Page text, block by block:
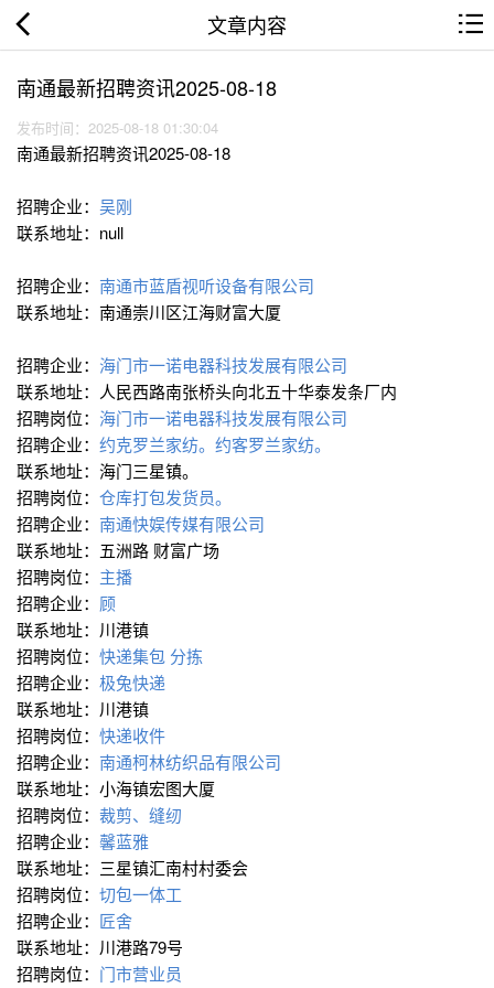
文章内容
南通最新招聘资讯2025-08-18
发布时间：2025-08-18 01:30:04
南通最新招聘资讯2025-08-18
招聘企业： 吴刚
联系地址：null
招聘企业： 南通市蓝盾视听设备有限公司
联系地址：南通崇川区江海财富大厦
招聘企业： 海门市一诺电器科技发展有限公司
联系地址：人民西路南张桥头向北五十华泰发条厂内
招聘岗位： 海门市一诺电器科技发展有限公司
招聘企业： 约克罗兰家纺。约客罗兰家纺。
联系地址：海门三星镇。
招聘岗位： 仓库打包发货员。
招聘企业： 南通快娱传媒有限公司
联系地址：五洲路 财富广场
招聘岗位： 主播
招聘企业： 顾
联系地址：川港镇
招聘岗位： 快递集包 分拣
招聘企业： 极兔快递
联系地址：川港镇
招聘岗位： 快递收件
招聘企业： 南通柯林纺织品有限公司
联系地址：小海镇宏图大厦
招聘岗位： 裁剪、缝纫
招聘企业： 馨蓝雅
联系地址：三星镇汇南村村委会
招聘岗位： 切包一体工
招聘企业： 匠舍
联系地址：川港路79号
招聘岗位： 门市营业员